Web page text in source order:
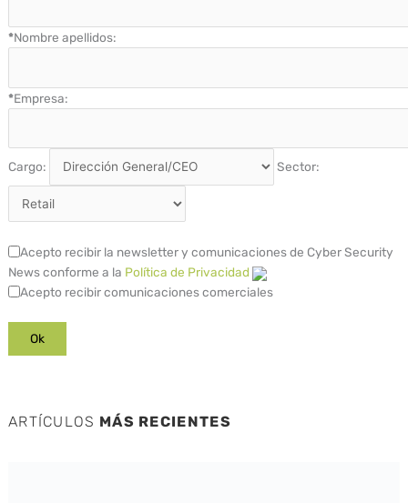
*Nombre apellidos:
*Empresa:
Cargo: Sector:
Acepto recibir la newsletter y comunicaciones de Cyber Security
News conforme a la Política de Privacidad
Acepto recibir comunicaciones comerciales
ARTÍCULOS MÁS RECIENTES